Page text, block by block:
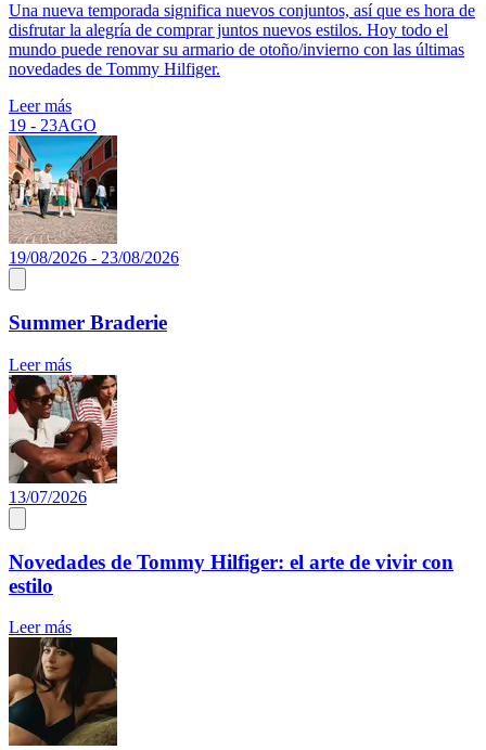
Una nueva temporada significa nuevos conjuntos, así que es hora de
disfrutar la alegría de comprar juntos nuevos estilos. Hoy todo el
mundo puede renovar su armario de otoño/invierno con las últimas
novedades de Tommy Hilfiger.
Leer más
19 - 23AGO
19/08/2026 - 23/08/2026
Summer Braderie
Leer más
13/07/2026
Novedades de Tommy Hilfiger: el arte de vivir con
estilo
Leer más